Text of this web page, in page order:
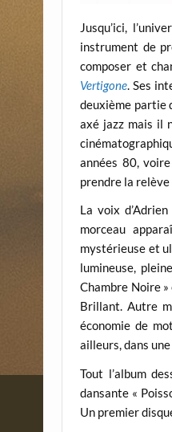
Jusqu’ici,
instrument de
composer et
Vertigone. Ses
deuxième partie
axé jazz mais il
années 80,
prendre la
La voix
morceau
mystérieuse et
lumineuse,
Chambre Noire »
Brillant. Autre
économie de
ailleurs, dans
Tout l’album
dansante «
Un premier